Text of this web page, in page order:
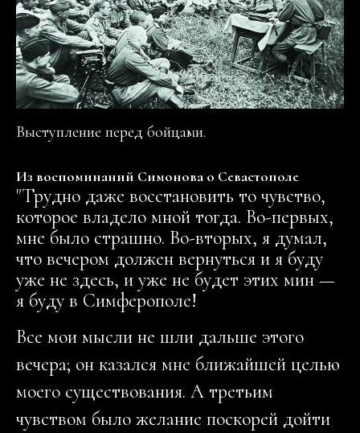
Выступление перед бойцами.
Из воспоминаний Симонова о Севастополе
"Трудно даже восстановить то чувство,
которое владело мной тогда. Во-первых,
мне было страшно. Во-вторых, я думал,
что вечером должен вернуться и я буду
уже не здесь, и уже не будет этих мин —
я буду в Симферополе!
Все мои мысли не шли дальше этого
вечера; он казался мне ближайшей целью
моего существования. А третьим
чувством было желание поскорей дойти